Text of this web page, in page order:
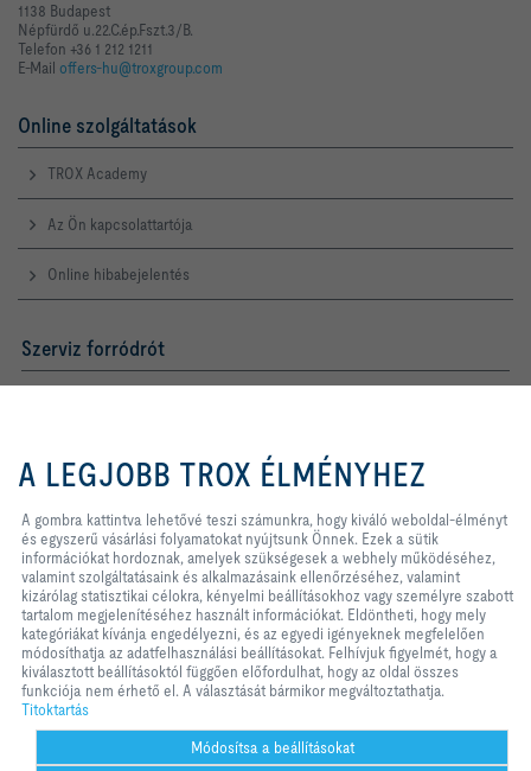
1138 Budapest
Népfürdő u.22.C.ép.Fszt.3/B.
Telefon +36 1 212 1211
E-Mail offers-hu@troxgroup.com
Online szolgáltatások
TROX Academy
Az Ön kapcsolattartója
Online hibabejelentés
Szerviz forródrót
Telefon +36 1 212 1211
Kapcsolat
A TROX A KÖZÖSSÉGI MÉDIÁBAN
Kezdőlap Kapcsolat Impresszum
Szállítási és fizetési feltételek
Titoktartás
Jogi nyilatkozat 2026 © TROX AUSTRIA + CEE GmbH
számunkra, hogy kiváló weboldal-
élményt és egyszerű vásárlási
Ezek a sütik információkat
hordoznak, amelyek szükségesek a
webhely működéséhez, valamint
szolgáltatásaink és alkalmazásaink
ellenőrzéséhez, valamint kizárólag
statisztikai célokra, kényelmi
beállításokhoz vagy személyre
szabott tartalom megjelenítéséhez
használt információkat. Eldöntheti,
hogy mely kategóriákat kívánja
igényeknek megfelelően
módosíthatja az adatfelhasználási
beállításokat. Felhívjuk figyelmét,
A LEGJOBB TROX ÉLMÉNYHEZ
A gombra kattintva lehetővé teszi számunkra, hogy kiváló weboldal-élményt
és egyszerű vásárlási folyamatokat nyújtsunk Önnek. Ezek a sütik
információkat hordoznak, amelyek szükségesek a webhely működéséhez,
valamint szolgáltatásaink és alkalmazásaink ellenőrzéséhez, valamint
kizárólag statisztikai célokra, kényelmi beállításokhoz vagy személyre szabott
tartalom megjelenítéséhez használt információkat. Eldöntheti, hogy mely
kategóriákat kívánja engedélyezni, és az egyedi igényeknek megfelelően
módosíthatja az adatfelhasználási beállításokat. Felhívjuk figyelmét, hogy a
kiválasztott beállításoktól függően előfordulhat, hogy az oldal összes
funkciója nem érhető el. A választását bármikor megváltoztathatja.
Titoktartás
Módosítsa a beállításokat